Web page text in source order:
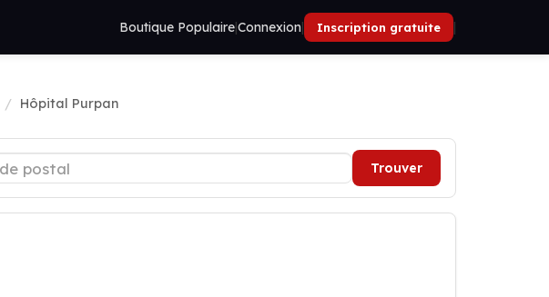
Boutique Populaire|Connexion| Inscription gratuite |
Hôpital Purpan
Trouver